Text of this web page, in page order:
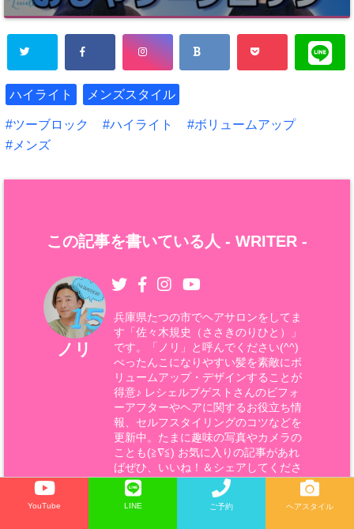
ハイライト メンズスタイル
ツーブロック ハイライト
ボリュームアップ
メンズ
この記事を書いている人 - WRITER -
ノリ
兵庫県たつの市でヘアサロンをしてま
す「佐々木規史（ささきのりひと）」
です。「ノリ」と呼んでください(^^)
ぺったんこになりやすい髪を素敵にボ
リュームアップ・デザインすることが
得意♪ レシェルブゲストさんのビフォ
ーアフターやヘアに関するお役立ち情
報、セルフスタイリングのコツなどを
更新中。たまに趣味の写真やカメラの
ことも(≧∇≦) お気に入りの記事があれ
ばぜひ、いいね！＆シェアしてくださ
いね♪
YouTube LINE ご予約 ヘアスタイル